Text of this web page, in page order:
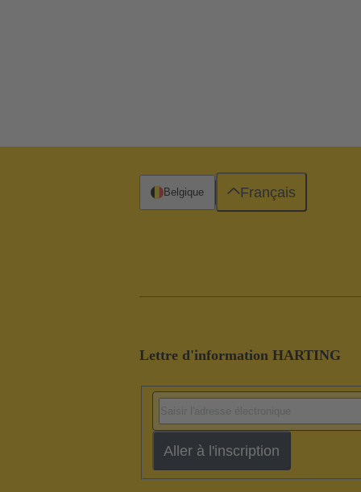
Lettre d'information HARTING
Aller à l'inscription
Belgique Français